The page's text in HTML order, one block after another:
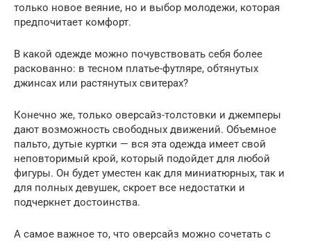
только новое веяние, но и выбор молодежи, которая
предпочитает комфорт.
В какой одежде можно почувствовать себя более
раскованно: в тесном платье-футляре, обтянутых
джинсах или растянутых свитерах?
Конечно же, только оверсайз-толстовки и джемперы
дают возможность свободных движений. Объемное
пальто, дутые куртки — вся эта одежда имеет свой
неповторимый крой, который подойдет для любой
фигуры. Он будет уместен как для миниатюрных, так и
для полных девушек, скроет все недостатки и
подчеркнет достоинства.
А самое важное то, что оверсайз можно сочетать с